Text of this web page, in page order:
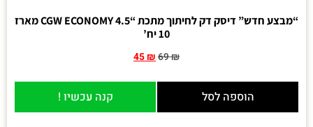
“מבצע חדש” דיסק דק לחיתוך מתכת “4.5 CGW ECONOMY מארז
10 יח’
69₪
45₪
הוספה לסל קנה עכשיו !